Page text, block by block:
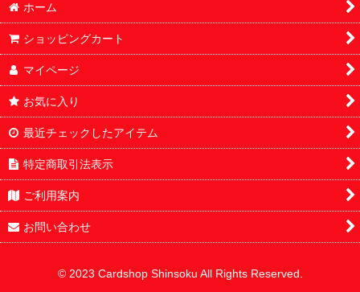
ホーム
ショッピングカート
マイページ
お気に入り
最近チェックしたアイテム
特定商取引法表示
ご利用案内
お問い合わせ
© 2023 Cardshop Shinsoku All Rights Reserved.